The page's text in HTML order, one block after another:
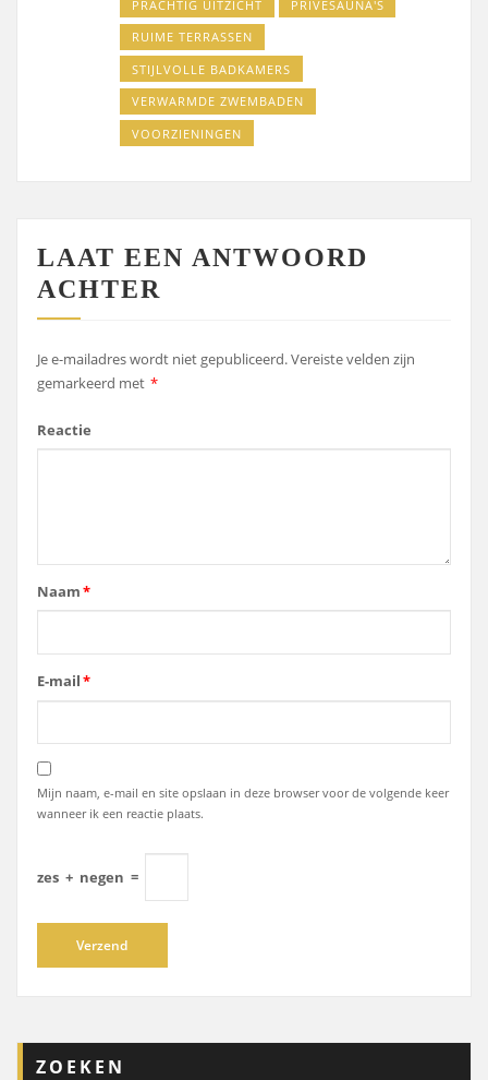
PRACHTIG UITZICHT
PRIVÉSAUNA'S
RUIME TERRASSEN
STIJLVOLLE BADKAMERS
VERWARMDE ZWEMBADEN
VOORZIENINGEN
LAAT EEN ANTWOORD
ACHTER
Je e-mailadres wordt niet gepubliceerd.Vereiste velden zijn
gemarkeerd met *
Reactie
Naam*
E-mail*
Mijn naam, e-mail en site opslaan in deze browser voor de volgende keer
wanneer ik een reactie plaats.
zes + negen =
ZOEKEN